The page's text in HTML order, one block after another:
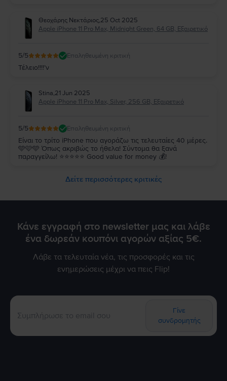
Θεοχάρης Νεκτάριος,25 Oct 2025
Apple iPhone 11 Pro Max, Midnight Green, 64 GB, Εξαιρετικό
5/5 Επαληθευμένη κριτική
Τέλειο!!!!’ν
Stina,21 Jun 2025
Apple iPhone 11 Pro Max, Silver, 256 GB, Εξαιρετικό
5/5 Επαληθευμένη κριτική
Είναι το τρίτο iPhone που αγοράζω τις τελευταίες 40 μέρες.
🩵🩷🩵 Όπως ακριβώς το ήθελα! Σύντομα θα ξανά
παραγγείλω! ⭐️⭐️⭐️⭐️⭐️ Good value for money 💰!
Δείτε περισσότερες κριτικές
Κάνε εγγραφή στο newsletter μας και λάβε
ένα δωρεάν κουπόνι αγορών αξίας 5€.
Λάβε τα τελευταία νέα, τις προσφορές και τις
ενημερώσεις μέχρι να πεις Flip!
Γίνε
συνδρομητής